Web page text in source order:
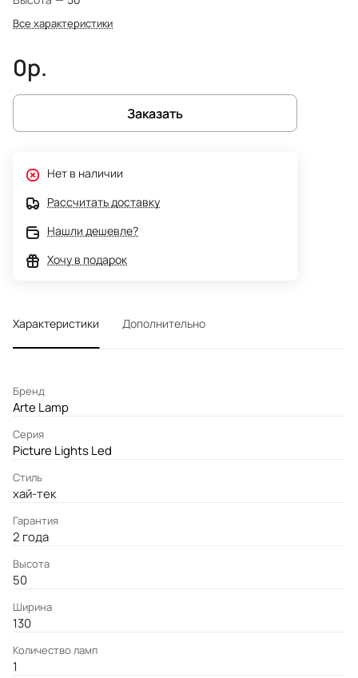
Все характеристики
0р.
Заказать
Нет в наличии
Рассчитать доставку
Нашли дешевле?
Хочу в подарок
Характеристики Дополнительно
Бренд
Arte Lamp
Серия
Picture Lights Led
Стиль
хай-тек
Гарантия
2 года
Высота
50
Ширина
130
Количество ламп
1